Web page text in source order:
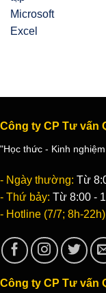
Công ty CP Tư vấn
"Học thức - Kinh
- Ngày thường: Từ
- Thứ bảy: Từ 8:00 -
- Hotline (7/7; 8h-
Công ty CP Tư vấn